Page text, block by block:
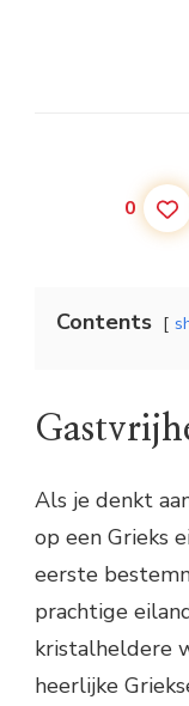
0
Contents
Als je denkt
op een Grieks
eerste
prachtige
kristalheldere
heerlijke